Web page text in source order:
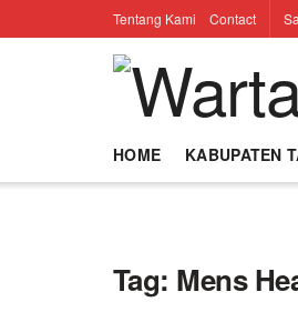
Tentang Kami Contact
HOME KABUPATEN
Tag: Mens